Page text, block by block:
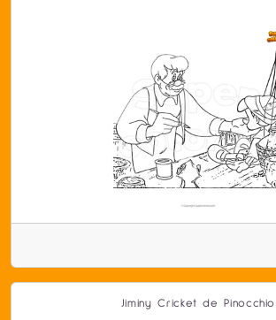
Jiminy Cricket de Pinocchio